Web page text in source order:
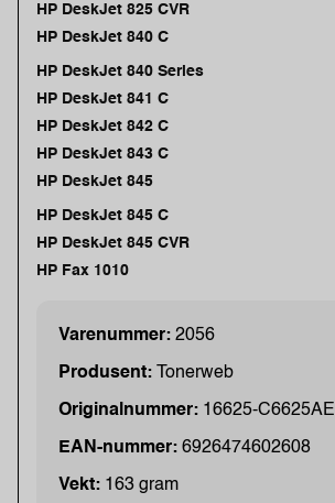
HP DeskJet 825 CVR
HP DeskJet 840 C
HP DeskJet 840 Series
HP DeskJet 841 C
HP DeskJet 842 C
HP DeskJet 843 C
HP DeskJet 845
HP DeskJet 845 C
HP DeskJet 845 CVR
HP Fax 1010
Varenummer: 2056
Produsent: Tonerweb
Originalnummer: 16625-C6625AE
EAN-nummer: 6926474602608
Vekt: 163 gram